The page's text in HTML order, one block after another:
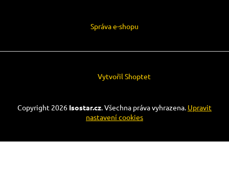
Správa e-shopu
Vytvořil Shoptet
Copyright 2026 Isostar.cz. Všechna práva vyhrazena. Upravit
nastavení cookies